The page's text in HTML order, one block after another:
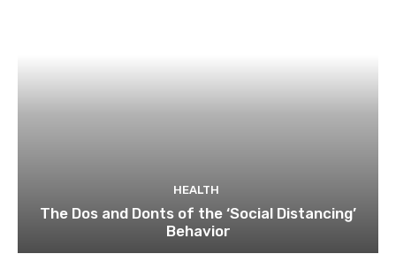
HEALTH
The Dos and Donts of the ‘Social Distancing’
Behavior